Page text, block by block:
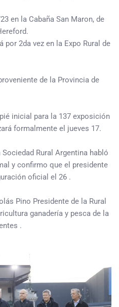
en la Cabaña San Maron, de
por 2da vez en la Expo Rural de
de la Provincia de
inicial para la 137 exposición
formalmente el jueves 17.
Rural Argentina habló
y confirmo que el presidente
oficial el 26 .
Pino Presidente de la Rural
ganadería y pesca de la
.